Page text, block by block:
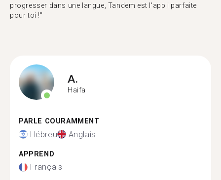
progresser dans une langue, Tandem est l'appli parfaite
pour toi !"
A.
Haifa
PARLE COURAMMENT
Hébreu Anglais
APPREND
Français